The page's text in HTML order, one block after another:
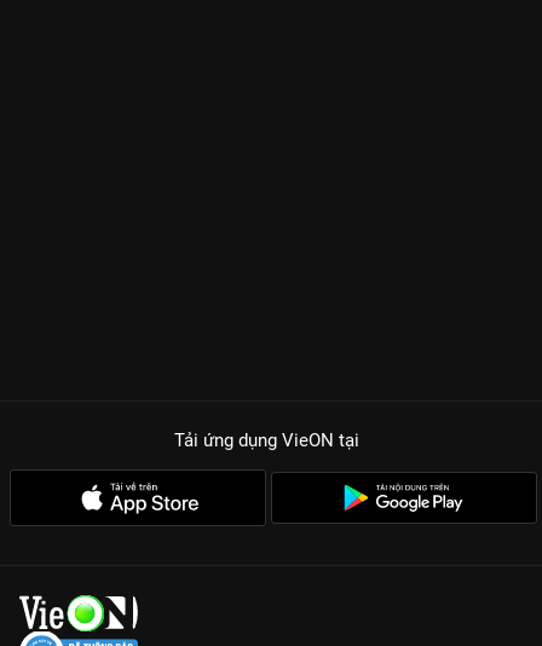
Tải ứng dụng VieON tại